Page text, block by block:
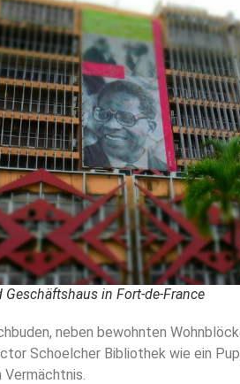
Geschäftshaus in Fort-de-France
neben bewohnten
Schoelcher Bibliothek wie ein
Vermächtnis.